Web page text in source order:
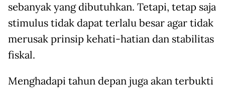
sebanyak yang dibutuhkan. Tetapi, tetap saja
stimulus tidak dapat terlalu besar agar tidak
merusak prinsip kehati-hatian dan stabilitas
fiskal.
Menghadapi tahun depan juga akan terbukti